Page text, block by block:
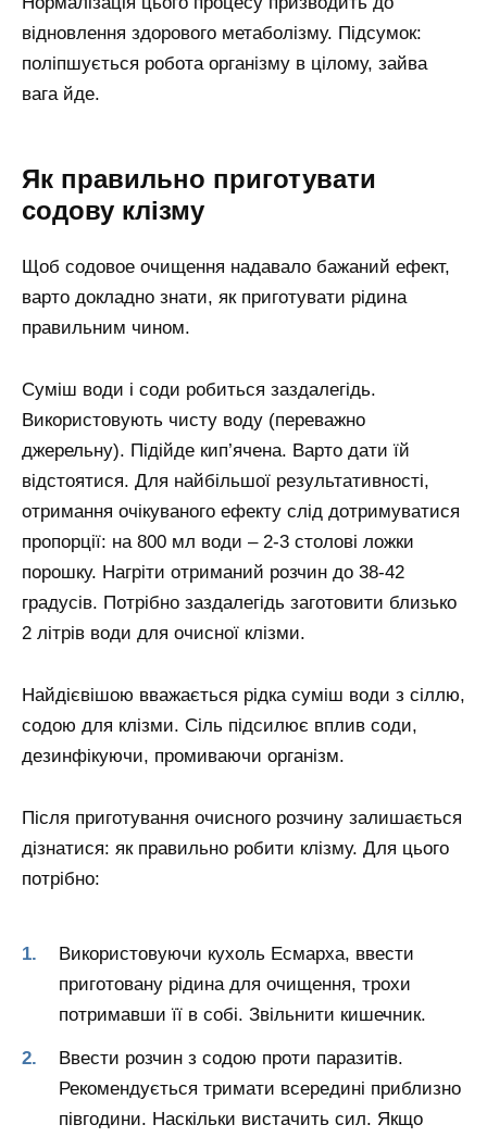
відновлення здорового метаболізму. Підсумок:
поліпшується робота організму в цілому, зайва
вага йде.
Як правильно приготувати
содову клізму
Щоб содовое очищення надавало бажаний ефект,
варто докладно знати, як приготувати рідина
правильним чином.
Суміш води і соди робиться заздалегідь.
Використовують чисту воду (переважно
джерельну). Підійде кип’ячена. Варто дати їй
відстоятися. Для найбільшої результативності,
отримання очікуваного ефекту слід дотримуватися
пропорції: на 800 мл води – 2-3 столові ложки
порошку. Нагріти отриманий розчин до 38-42
градусів. Потрібно заздалегідь заготовити близько
2 літрів води для очисної клізми.
Найдієвішою вважається рідка суміш води з сіллю,
содою для клізми. Сіль підсилює вплив соди,
дезинфікуючи, промиваючи організм.
Після приготування очисного розчину залишається
дізнатися: як правильно робити клізму. Для цього
потрібно:
Використовуючи кухоль Есмарха, ввести
приготовану рідина для очищення, трохи
потримавши її в собі. Звільнити кишечник.
Ввести розчин з содою проти паразитів.
Рекомендується тримати всередині приблизно
півгодини. Наскільки вистачить сил. Якщо